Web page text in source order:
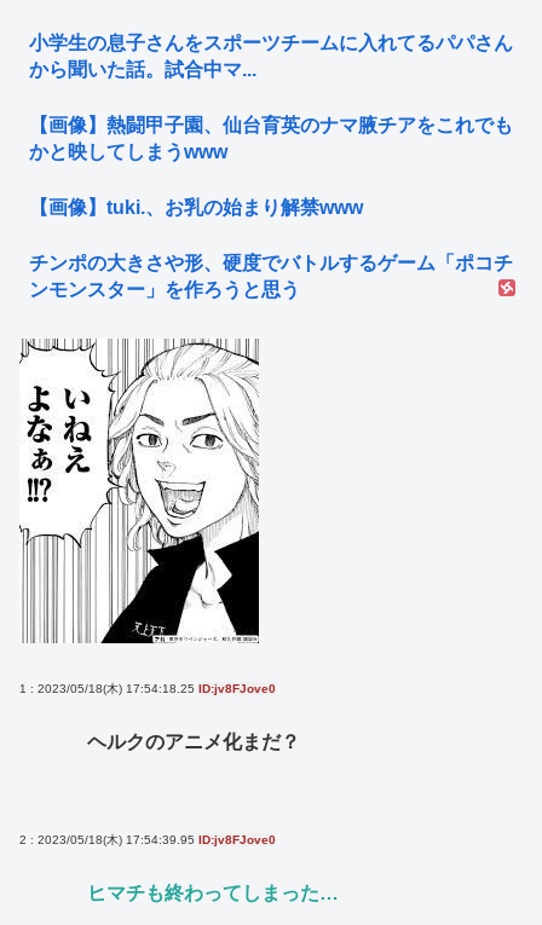
小学生の息子さんをスポーツチームに入れてるパパさん
から聞いた話。試合中マ...
【画像】熱闘甲子園、仙台育英のナマ腋チアをこれでも
かと映してしまうwww
【画像】tuki.、お乳の始まり解禁www
チンポの大きさや形、硬度でバトルするゲーム「ポコチ
ンモンスター」を作ろうと思う
1 : 2023/05/18(木) 17:54:18.25 ID:jv8FJove0
ヘルクのアニメ化まだ？
2 : 2023/05/18(木) 17:54:39.95 ID:jv8FJove0
ヒマチも終わってしまった…